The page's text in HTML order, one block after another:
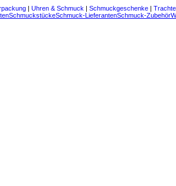
| Uhren & Schmuck | Schmuckgeschenke |
SchmuckstückeSchmuck-LieferantenSchmuck-Zubehör